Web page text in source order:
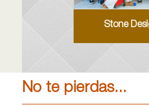
Stone
No te pierdas...